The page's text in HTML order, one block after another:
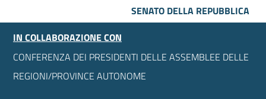
SENATO DELLA REPUBBLICA
IN COLLABORAZIONE CON
CONFERENZA DEI PRESIDENTI DELLE ASSEMBLEE DELLE
REGIONI/PROVINCE AUTONOME